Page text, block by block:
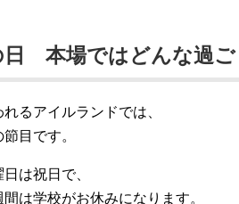
本場ではどんな過ご
るアイルランドでは、
目です。
は祝日で、
は学校がお休みになります。